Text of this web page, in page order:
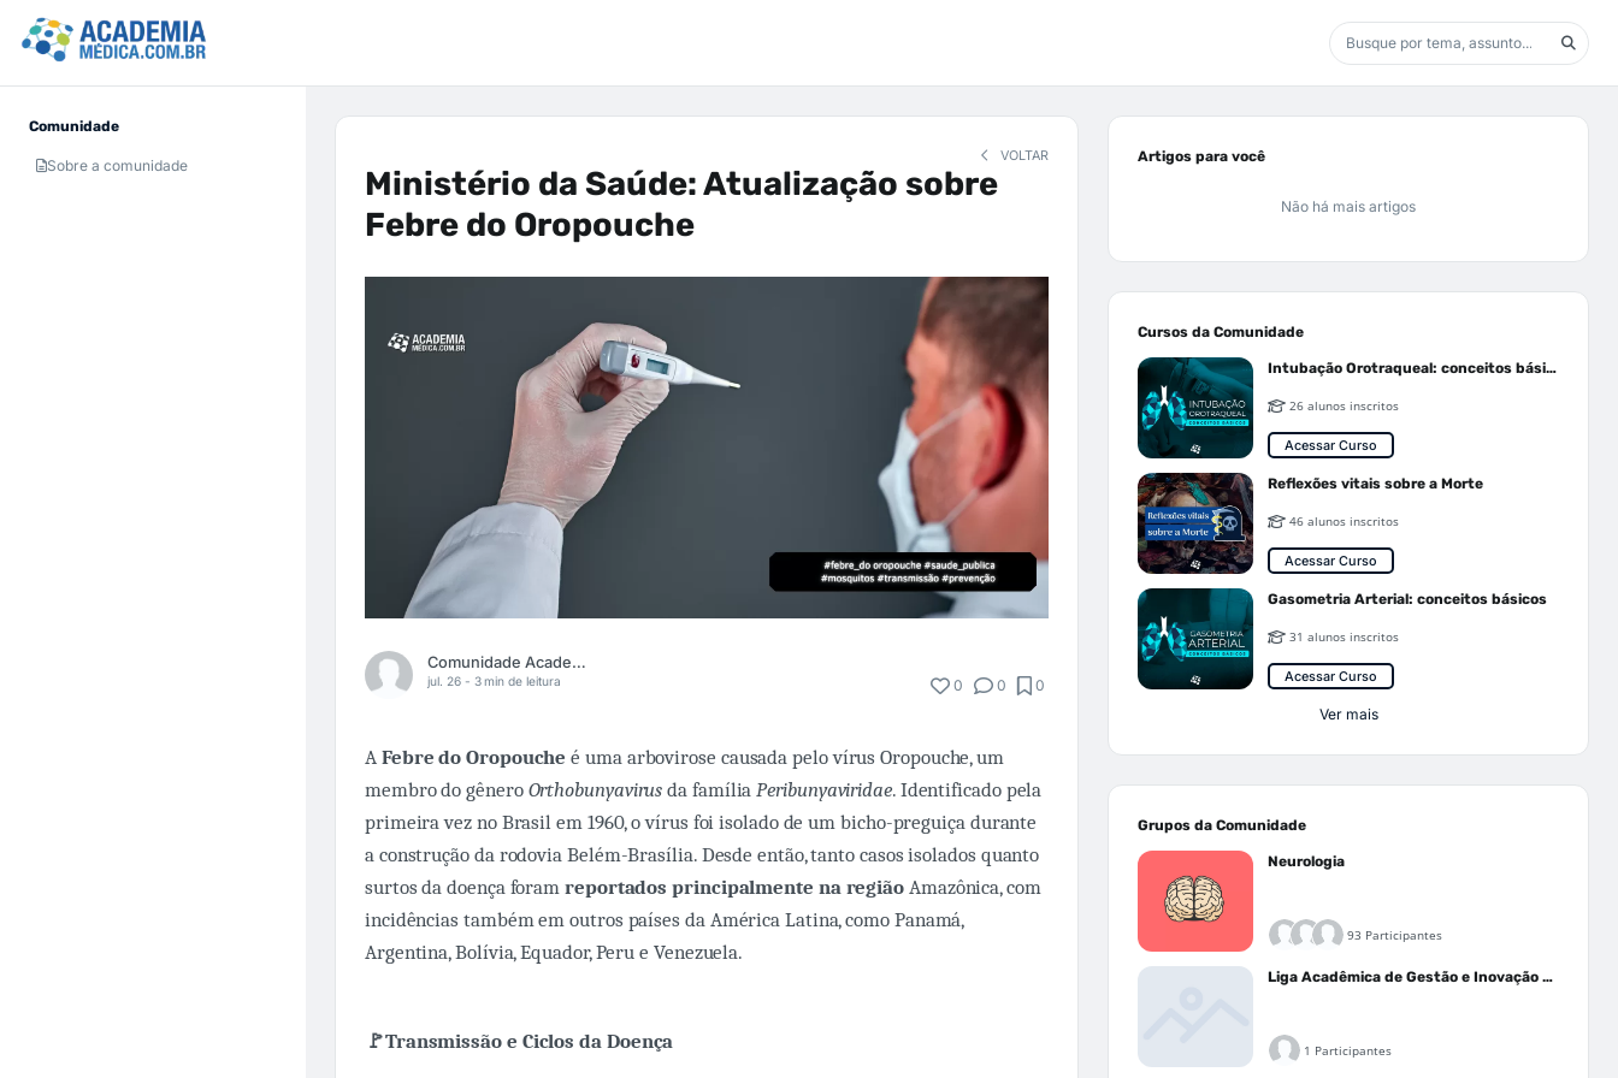
Comunidade
Sobre a comunidade
VOLTAR
Ministério da Saúde: Atualização sobre
Febre do Oropouche
Comunidade Academia Médica
jul. 26 - 3 min de leitura 0 0 0
A Febre do Oropouche é uma arbovirose causada pelo vírus Oropouche, um
membro do gênero Orthobunyavirus da família Peribunyaviridae. Identificado pela
primeira vez no Brasil em 1960, o vírus foi isolado de um bicho-preguiça durante
a construção da rodovia Belém-Brasília. Desde então, tanto casos isolados quanto
surtos da doença foramreportados principalmente na região Amazônica, com
incidências também em outros países da América Latina, como Panamá,
Argentina, Bolívia, Equador, Peru e Venezuela.
🚩Transmissão e Ciclos da Doença
Artigos para você
Não há mais artigos
Cursos da Comunidade
Intubação Orotraqueal: conceitos básicos
26 alunos inscritos
Acessar Curso
Reflexões vitais sobre a Morte
46 alunos inscritos
Acessar Curso
Gasometria Arterial: conceitos básicos
31 alunos inscritos
Acessar Curso
Ver mais
Grupos da Comunidade
Neurologia
93 Participantes
Liga Acadêmica de Gestão e Inovação Médica - LAGIM
1 Participantes